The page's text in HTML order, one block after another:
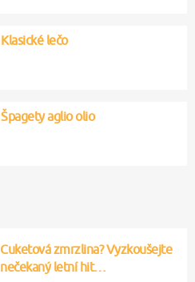
Špagety aglio olio
Klasické lečo
Cuketová zmrzlina? Vyzkoušejte
nečekaný letní hit…